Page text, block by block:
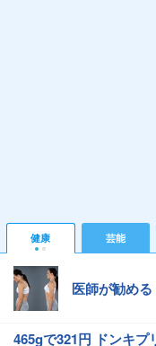
健康 芸能
医師が勧め
465gで321円 ドンキプ